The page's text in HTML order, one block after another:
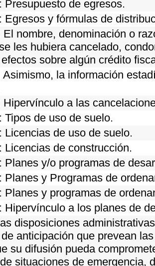
Presupuesto de egresos.
Egresos y fórmulas de
El nombre, denominación o
les hubiera cancelado,
sobre algún crédito
Asimismo, la información
Hipervínculo a las
Tipos de uso de suelo.
Licencias de uso de suelo.
Licencias de construcción.
Planes y/o programas de
Planes y Programas de
Planes y programas de
Hipervínculo a los planes de
disposiciones
anticipación que prevean
su difusión pueda
situaciones de emergencia,